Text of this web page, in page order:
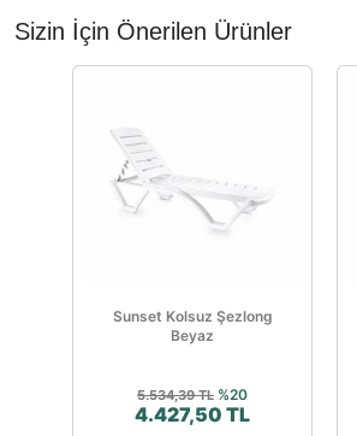
Sizin İçin Önerilen Ürünler
Sunset Kolsuz Şezlong
Beyaz
5.534,39 TL %20
4.427,50 TL